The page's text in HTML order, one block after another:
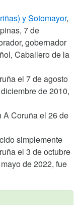
y Sotomayor,
7 de
gobernador
Caballero de la
el 7 de agosto
de 2010,
A Coruña el 26 de
simplemente
el 3 de octubre
de 2022, fue